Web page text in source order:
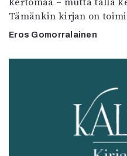
Tämänkin kirjan on
Eros Gomorralainen